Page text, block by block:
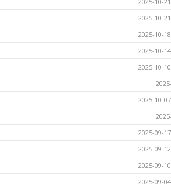
2025-10-
2025-10-
2025-10-
2025-10-
2025-10-
2025-09-
2025-09-
2025-09-
2025-09-